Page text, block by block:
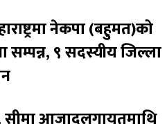
नेकपा (बहुमत)को
सम्पन्न, ९ सदस्यीय जिल्ला